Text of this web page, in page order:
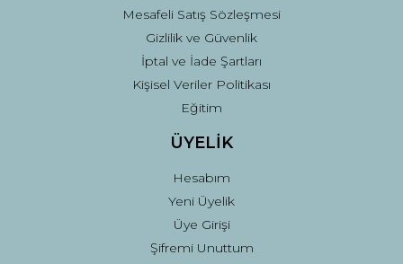
Mesafeli Satış Sözleşmesi
Gizlilik ve Güvenlik
İptal ve İade Şartları
Kişisel Veriler Politikası
Eğitim
ÜYELİK
Hesabım
Yeni Üyelik
Üye Girişi
Şifremi Unuttum